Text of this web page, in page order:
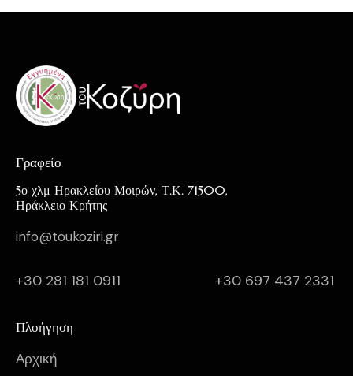
Γραφείο
5ο χλμ Ηρακλείου Μοιρών, Τ.Κ. 71500,
Ηράκλειο Κρήτης
info@toukoziri.gr
+30 281 181 0911 +30 697 437 2331
Πλοήγηση
Αρχική